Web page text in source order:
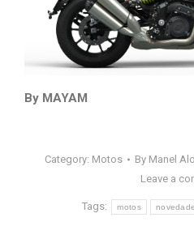
By MAYAM
Category: Motos By Manel
Leave a
Tags: motos